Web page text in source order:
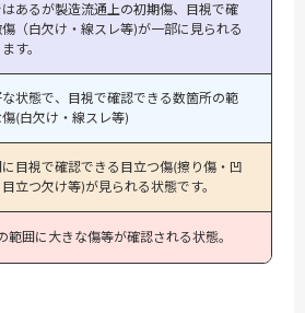
あるが製造流通上の初期傷、目視で確
（白欠け・線スレ等)が一部に見られる
す。
状態で、目視で確認できる数箇所の範
(白欠け・線スレ等)
目視で確認できる目立つ傷(擦り傷・凹
立つ欠け等)が見られる状態です。
範囲に大きな傷等が確認される状態。